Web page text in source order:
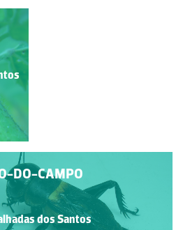
DO-CAMPO
dos Santos